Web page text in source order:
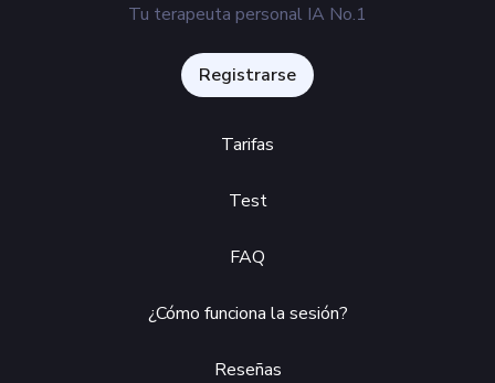
Tu terapeuta personal IA No.1
Registrarse
Tarifas
Test
FAQ
¿Cómo funciona la sesión?
Reseñas